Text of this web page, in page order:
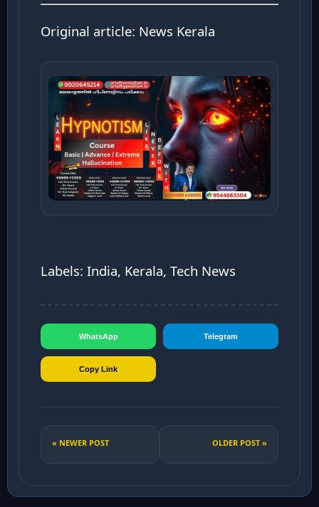
Original article: News Kerala
Labels: India, Kerala, Tech News
WhatsApp Telegram
Copy Link
« NEWER POST OLDER POST »